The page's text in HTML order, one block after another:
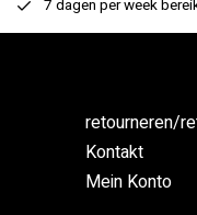
7 dagen per week
retourneren/
Kontakt
Mein Konto